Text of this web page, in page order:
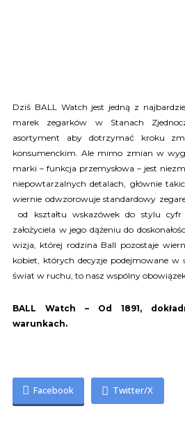
Dziś BALL Watch jest jedną z
marek zegarków w Stanach
asortyment aby dotrzymać kroku
konsumenckim. Ale mimo zmian w
marki – funkcja przemysłowa – jest
niepowtarzalnych detalach, głównie
wiernie odwzorowuje standardowy
od kształtu wskazówek do stylu cyfr
założyciela w jego dążeniu do
wizja, której rodzina Ball pozostaje
kobiet, których decyzje podejmowane w
świat w ruchu, to nasz wspólny
BALL Watch – Od 1891,
warunkach.
Facebook Twitter/X